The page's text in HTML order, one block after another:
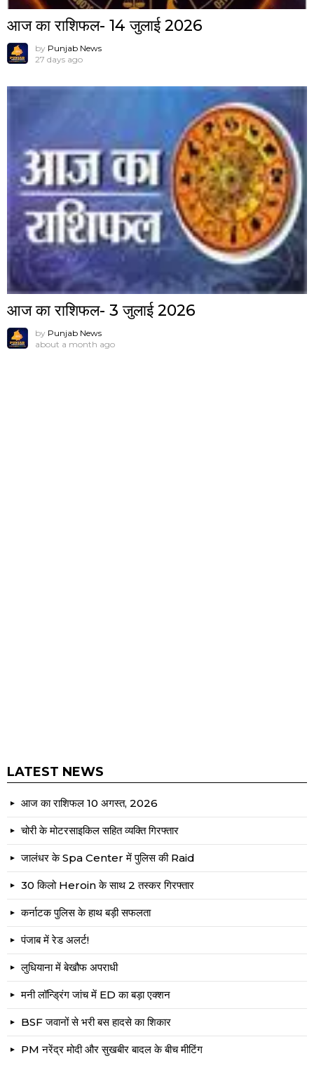
आज का राशिफल- 14 जुलाई 2026
by Punjab News
27 days ago
आज का राशिफल- 3 जुलाई 2026
by Punjab News
about a month ago
LATEST NEWS
आज का राशिफल 10 अगस्त, 2026
चोरी के मोटरसाइकिल सहित व्यक्ति गिरफ्तार
जालंधर के Spa Center में पुलिस की Raid
30 किलो Heroin के साथ 2 तस्कर गिरफ्तार
कर्नाटक पुलिस के हाथ बड़ी सफलता
पंजाब में रेड अलर्ट!
लुधियाना में बेखौफ अपराधी
मनी लॉन्ड्रिंग जांच में ED का बड़ा एक्शन
BSF जवानों से भरी बस हादसे का शिकार
PM नरेंद्र मोदी और सुखबीर बादल के बीच मीटिंग